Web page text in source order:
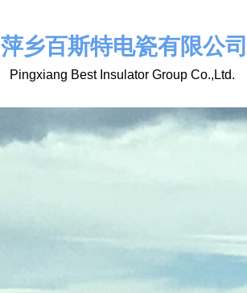
萍乡百斯特电瓷有限公司
Pingxiang Best Insulator Group Co.,Ltd.